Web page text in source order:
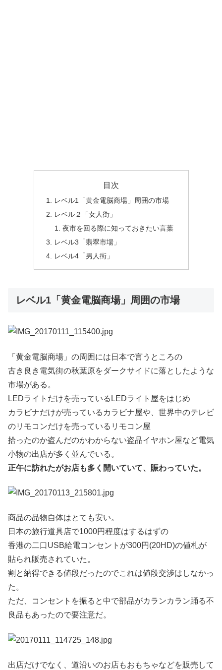
目次
レベル1「黄金電脳商場」周囲の市場
レベル２「女人街」
夜市を回る際に知っておきたい言葉
レベル3「翡翠市場」
レベル4「男人街」
レベル1「黄金電脳商場」周囲の市場
「黄金電脳商場」の周囲には日本で言うところの
古き良き電気街の秋葉原をダークサイドに落としたような
市場がある。
LEDライトだけを売っているLEDライト屋をはじめ
カラビナだけが売っているカラビナ屋や、世界中のテレビ
のリモコンだけを売っているリモコン屋
拾ったのか盗んだのかわからない盗品イヤホン屋など電気
小物の出店が多く並んでいる。
正午に訪れたがお店も多く開いていて、賑わっていた。
商品の品物自体はとても安い。
日本の旅行道具店で1000円程度はするはずの
香港の二口USB給電コンセントが300円(20HD)の値札が
貼られ販売されていた。
割と納得できる値段だったのでこれは値段交渉はしなかっ
た。
ただ、コンセントを振ると中で部品がカランカラン踊る不
良品もあったので要注意だ。
出店だけでなく、道沿いのお店もおもちゃなどを販売して